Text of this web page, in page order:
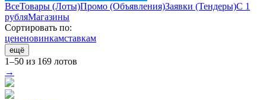
ВсеТовары (Лоты)Промо (Объявления)Заявки (Тендеры)С 1
рубляМагазины
Сортировать по:
цененовинкамставкам
ещё
1–50 из 169 лотов
→